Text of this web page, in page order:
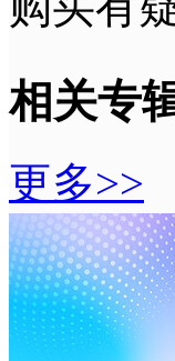
相关专
更多>>